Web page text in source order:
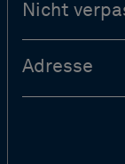
Nicht
Adresse